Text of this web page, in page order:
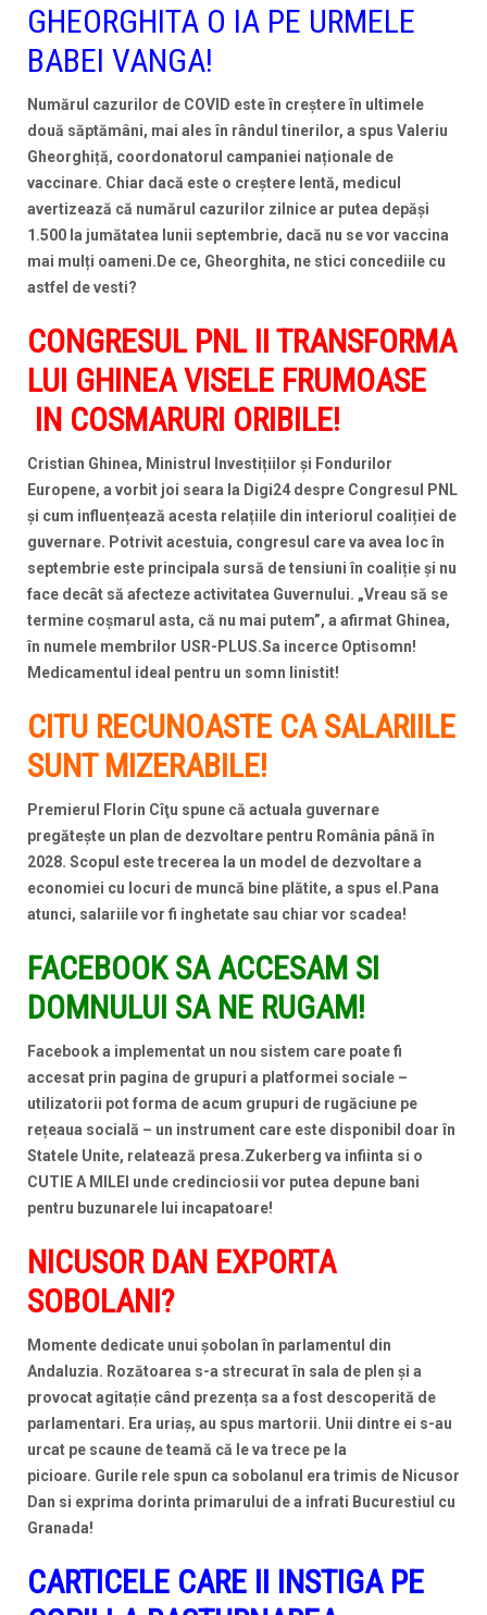
GHEORGHITA O IA PE URMELE
BABEI VANGA!
Numărul cazurilor de COVID este în creștere în ultimele
două săptămâni, mai ales în rândul tinerilor, a spus Valeriu
Gheorghiță, coordonatorul campaniei naționale de
vaccinare. Chiar dacă este o creștere lentă, medicul
avertizează că numărul cazurilor zilnice ar putea depăși
1.500 la jumătatea lunii septembrie, dacă nu se vor vaccina
mai mulți oameni.De ce, Gheorghita, ne stici concediile cu
astfel de vesti?
CONGRESUL PNL II TRANSFORMA
LUI GHINEA VISELE FRUMOASE
IN COSMARURI ORIBILE!
Cristian Ghinea, Ministrul Investițiilor și Fondurilor
Europene, a vorbit joi seara la Digi24 despre Congresul PNL
și cum influențează acesta relațiile din interiorul coaliției de
guvernare. Potrivit acestuia, congresul care va avea loc în
septembrie este principala sursă de tensiuni în coaliție și nu
face decât să afecteze activitatea Guvernului. „Vreau să se
termine coșmarul asta, că nu mai putem”, a afirmat Ghinea,
în numele membrilor USR-PLUS.Sa incerce Optisomn!
Medicamentul ideal pentru un somn linistit!
CITU RECUNOASTE CA SALARIILE
SUNT MIZERABILE!
Premierul Florin Cîţu spune că actuala guvernare
pregăteşte un plan de dezvoltare pentru România până în
2028. Scopul este trecerea la un model de dezvoltare a
economiei cu locuri de muncă bine plătite, a spus el.Pana
atunci, salariile vor fi inghetate sau chiar vor scadea!
FACEBOOK SA ACCESAM SI
DOMNULUI SA NE RUGAM!
Facebook a implementat un nou sistem care poate fi
accesat prin pagina de grupuri a platformei sociale –
utilizatorii pot forma de acum grupuri de rugăciune pe
rețeaua socială – un instrument care este disponibil doar în
Statele Unite, relatează presa.Zukerberg va infiinta si o
CUTIE A MILEI unde credinciosii vor putea depune bani
pentru buzunarele lui incapatoare!
NICUSOR DAN EXPORTA
SOBOLANI?
Momente dedicate unui șobolan în parlamentul din
Andaluzia. Rozătoarea s-a strecurat în sala de plen și a
provocat agitație când prezența sa a fost descoperită de
parlamentari. Era uriaș, au spus martorii. Unii dintre ei s-au
urcat pe scaune de teamă că le va trece pe la
picioare. Gurile rele spun ca sobolanul era trimis de Nicusor
Dan si exprima dorinta primarului de a infrati Bucurestiul cu
Granada!
CARTICELE CARE II INSTIGA PE